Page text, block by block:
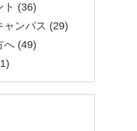
ト (36)
ャンパス (29)
へ (49)